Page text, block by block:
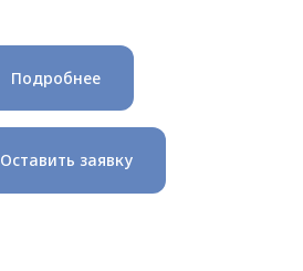
Подробнее
Оставить заявку